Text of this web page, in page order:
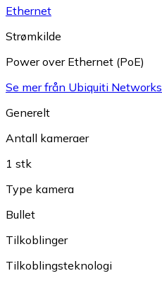
Ethernet
Strømkilde
Power over Ethernet (PoE)
Se mer från Ubiquiti Networks
Generelt
Antall kameraer
1 stk
Type kamera
Bullet
Tilkoblinger
Tilkoblingsteknologi